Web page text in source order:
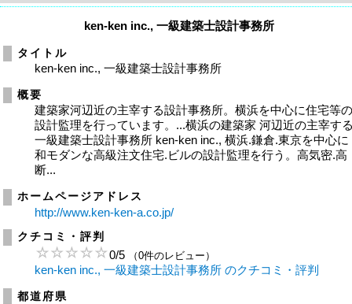
ken-ken inc., 一級建築士設計事務所
タイトル
ken-ken inc., 一級建築士設計事務所
概要
建築家河辺近の主宰する設計事務所。横浜を中心に住宅等
設計監理を行っています。...横浜の建築家 河辺近の主宰す
一級建築士設計事務所 ken-ken inc., 横浜.鎌倉.東京を中心に
和モダンな高級注文住宅.ビルの設計監理を行う。高気密.高
断...
ホームページアドレス
http://www.ken-ken-a.co.jp/
クチコミ・評判
0/5 （0件のレビュー）
ken-ken inc., 一級建築士設計事務所 のクチコミ・評判
都道府県